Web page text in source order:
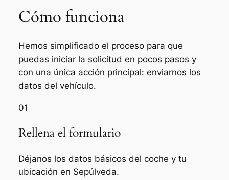
Cómo funciona
Hemos simplificado el proceso para que
puedas iniciar la solicitud en pocos pasos y
con una única acción principal: enviarnos los
datos del vehículo.
01
Rellena el formulario
Déjanos los datos básicos del coche y tu
ubicación en Sepúlveda.